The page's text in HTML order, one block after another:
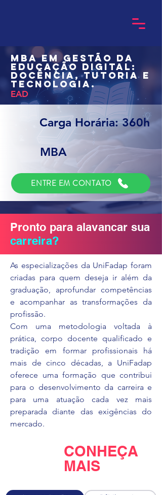
MBA em Gestão da
Educação Digital:
Docência, Tutoria e
Tecnologia.
EAD
Carga Horária: 360h
MBA
ENTRE EM CONTATO
Pronto para alavancar sua
carreira?
As especializações da UniFadap foram
criadas para quem deseja ir além da
graduação, aprofundar competências
e acompanhar as transformações da
profissão.
Com uma metodologia voltada à
prática, corpo docente qualificado e
tradição em formar profissionais há
mais de cinco décadas, a UniFadap
oferece uma formação que contribui
para o desenvolvimento da carreira e
para uma atuação cada vez mais
preparada diante das exigências do
mercado.
CONHEÇA
MAIS